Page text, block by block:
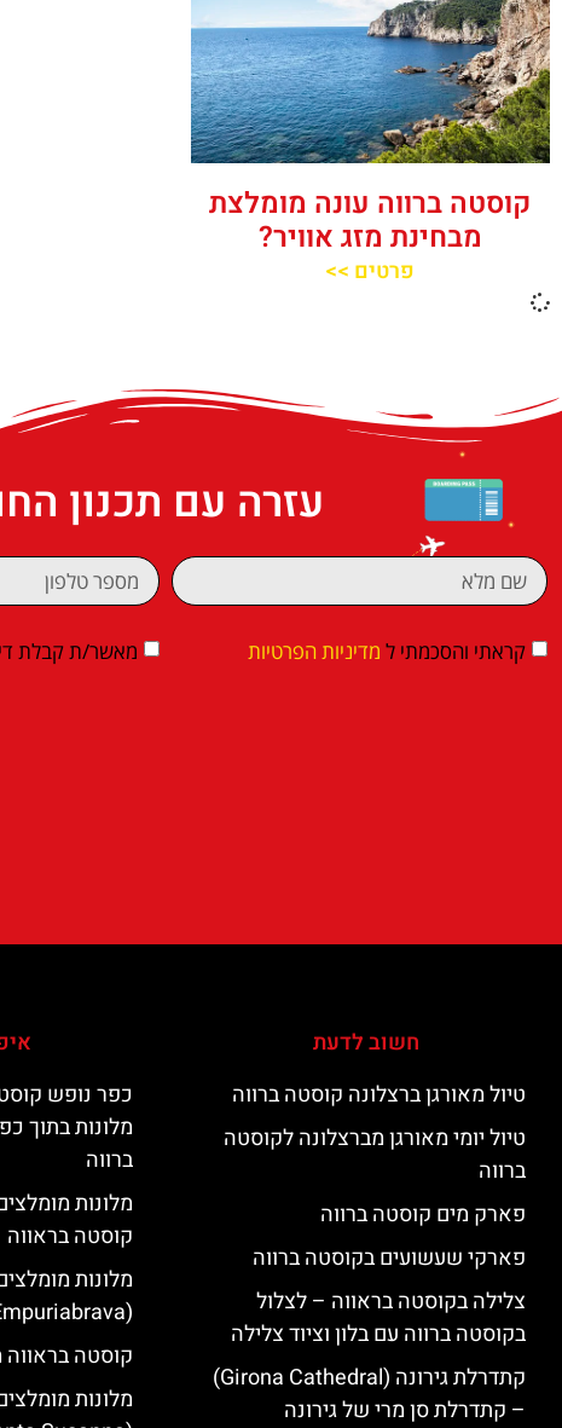
קוסטה ברווה עונה מומלצת
מבחינת מזג אוויר?
פרטים >>
עזרה עם תכנון
קראתי והסכמתי ל מדיניות הפרטיות מאשר/ת קבלת
חשוב לדעת
טיול מאורגן ברצלונה קוסטה ברווה
טיול יומי מאורגן מברצלונה לקוסטה
ברווה
פארק מים קוסטה ברווה
פארקי שעשועים בקוסטה ברווה
צלילה בקוסטה בראווה – לצלול
בקוסטה ברווה עם בלון וציוד צלילה
קתדרלת גירונה (Girona Cathedral)
– קתדרלת סן מרי של גירונה
כפר נופש
מלונות בתוך
ברווה
קוסטה בראווה
מלונות
(Empuriabrava)
קוסטה בראווה
מלונות